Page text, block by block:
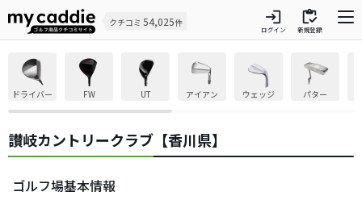
クチコミ 54,025件 login
ログイン
inventory
新規登録
ドライバー FW UT アイアン ウェッジ パター
讃岐カントリークラブ【香川県】
ゴルフ場基本情報